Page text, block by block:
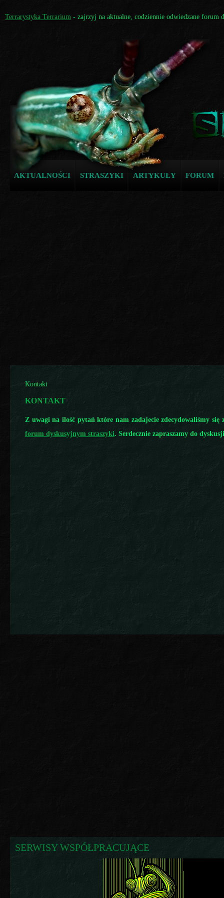
Terrarystyka Terrarium - zajrzyj na aktualne, codziennie odwiedzane forum
AKTUALNOŚCI STRASZYKI ARTYKUŁY FORUM
Kontakt
KONTAKT
Z uwagi na ilość pytań które nam zadajecie zdecydowaliśmy
forum dyskusyjnym straszyki. Serdecznie zapraszamy do
SERWISY WSPÓŁPRACUJĄCE